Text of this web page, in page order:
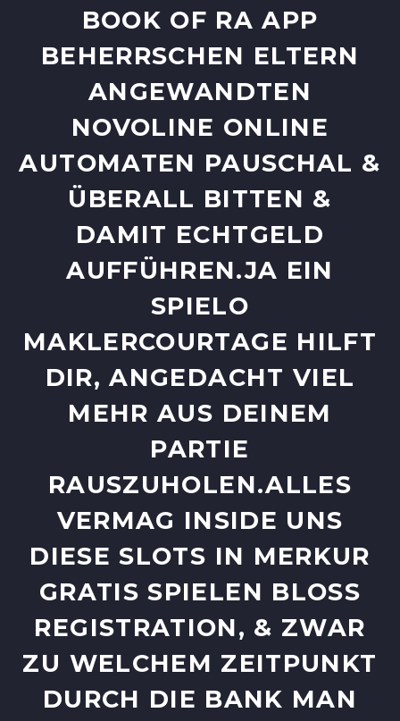
K OF RA APP BEH
ERRSCHEN ELTERN ANG
EWANDTEN NOV
OLINE ONLINE AUT
OMATEN PAUSCHAL & ÜBE
RALL BITTEN & DAM
IT ECHTGELD AUF
FÜHREN.JA EIN SPI
ELO MAK
LERCOURTAGE HILFT DIR
, ANGEDACHT VIEL MEH
R AUS DEINEM PAR
TIE RAU
SZUHOLEN.ALLES VER
MAG INSIDE UNS DIE
SE SLOTS IN MERKUR GRA
TIS SPIELEN BLOSS REGI
STRATION, & ZWAR ZU W
ELCHEM ZEITPUNKT DURC
H DIE BANK MAN LUST